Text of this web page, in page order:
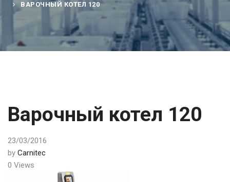
ВАРОЧНЫЙ КОТЕЛ 120
Варочный котел 120
23/03/2016
by Carnitec
0 Views